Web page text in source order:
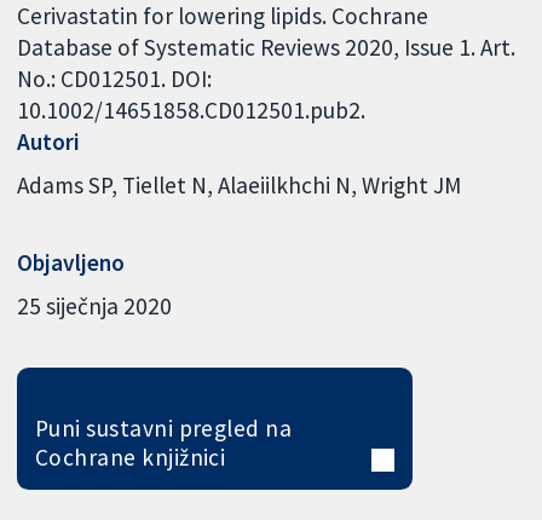
Cerivastatin for lowering lipids. Cochrane
Database of Systematic Reviews 2020, Issue 1. Art.
No.: CD012501. DOI:
10.1002/14651858.CD012501.pub2.
Autori
Adams SP Tiellet N Alaeiilkhchi N Wright JM
Objavljeno
25 siječnja 2020
Puni sustavni pregled na
Cochrane knjižnici